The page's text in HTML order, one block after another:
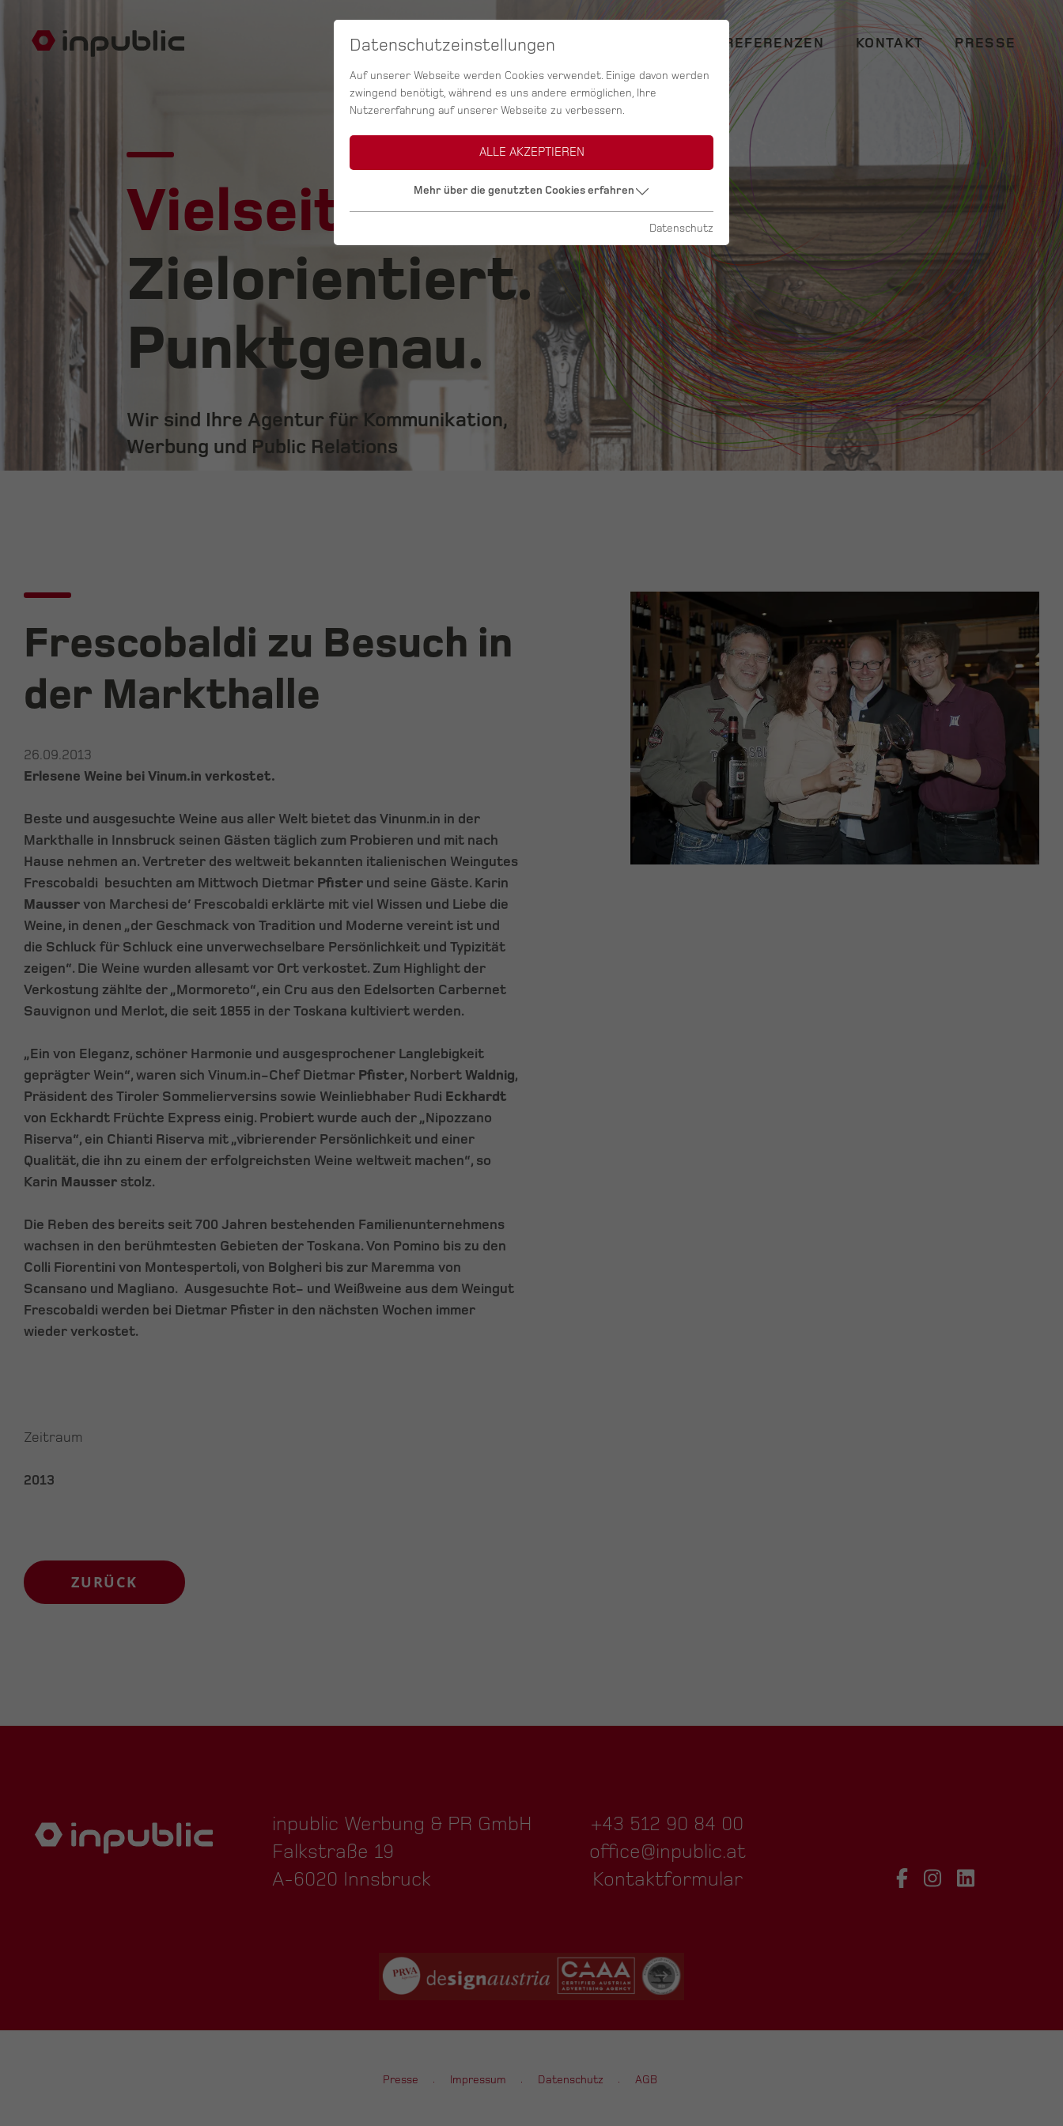
SERVICES AGENTUR REFERENZEN KONTAKT PRESSE
Vielseitig.
Zielorientiert.
Punktgenau.
Wir sind Ihre Agentur für Kommunikation,
Werbung und Public Relations
Frescobaldi zu Besuch in
der Markthalle
26.09.2013
Erlesene Weine bei Vinum.in verkostet.
Beste und ausgesuchte Weine aus aller Welt bietet das Vinunm.in in der
Markthalle in Innsbruck seinen Gästen täglich zum Probieren und mit nach
Hause nehmen an. Vertreter des weltweit bekannten italienischen Weingutes
Frescobaldi besuchten am Mittwoch Dietmar Pfister und seine Gäste. Karin
Mausservon Marchesi de‘ Frescobaldi erklärte mit viel Wissen und Liebe die
Weine, in denen „der Geschmack von Tradition und Moderne vereint ist und
die Schluck für Schluck eine unverwechselbare Persönlichkeit und Typizität
zeigen“. Die Weine wurden allesamt vor Ort verkostet. Zum Highlight der
Verkostung zählte der „Mormoreto“, ein Cru aus den Edelsorten Carbernet
Sauvignon und Merlot, die seit 1855 in der Toskana kultiviert werden.
„Ein von Eleganz, schöner Harmonie und ausgesprochener Langlebigkeit
geprägter Wein“, waren sich Vinum.in-Chef Dietmar Pfister, NorbertWaldnig,
Präsident des Tiroler Sommelierversins sowie Weinliebhaber Rudi Eckhardt
von Eckhardt Früchte Express einig. Probiert wurde auch der „Nipozzano
Riserva“, ein Chianti Riserva mit „vibrierender Persönlichkeit und einer
Qualität, die ihn zu einem der erfolgreichsten Weine weltweit machen“, so
Karin Mausser stolz.
Die Reben des bereits seit 700 Jahren bestehenden Familienunternehmens
wachsen in den berühmtesten Gebieten der Toskana. Von Pomino bis zu den
Colli Fiorentini von Montespertoli, von Bolgheri bis zur Maremma von
Scansano und Magliano. Ausgesuchte Rot- und Weißweine aus dem Weingut
Frescobaldi werden bei Dietmar Pfister in den nächsten Wochen immer
wieder verkostet.
Zeitraum
2013
ZURÜCK
inpublic Werbung & PR GmbH
Falkstraße 19
A-6020 Innsbruck
+43 512 90 84 00
office@inpublic.at
Kontaktformular
Presse Impressum Datenschutz AGB
Datenschutzeinstellungen
Auf unserer Webseite werden Cookies verwendet. Einige davon werden
zwingend benötigt, während es uns andere ermöglichen, Ihre
Nutzererfahrung auf unserer Webseite zu verbessern.
ALLE AKZEPTIEREN
Mehr über die genutzten Cookies erfahren
Datenschutz